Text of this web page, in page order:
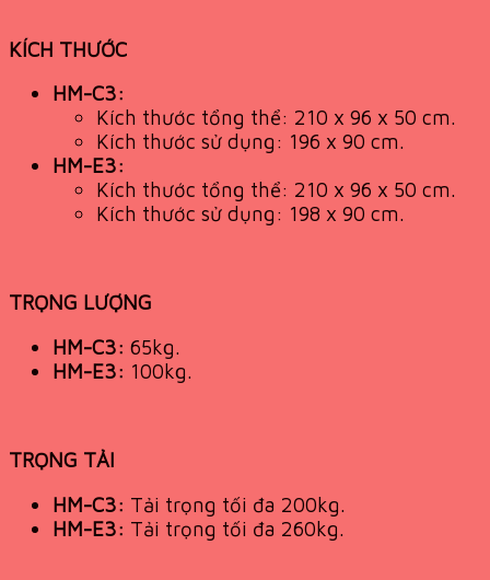
KÍCH THƯỚC
HM-C3:
Kích thước tổng thể: 210 x 96 x 50 cm.
Kích thước sử dụng: 196 x 90 cm.
HM-E3:
Kích thước tổng thể: 210 x 96 x 50 cm.
Kích thước sử dụng: 198 x 90 cm.
TRỌNG LƯỢNG
HM-C3: 65kg.
HM-E3: 100kg.
TRỌNG TẢI
HM-C3: Tải trọng tối đa 200kg.
HM-E3: Tải trọng tối đa 260kg.